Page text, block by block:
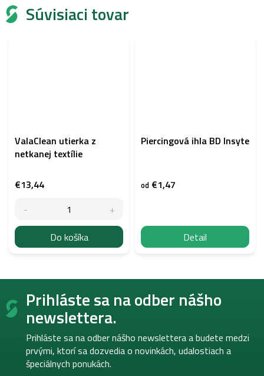
Súvisiaci tovar
ValaClean utierka z
netkanej textílie
€13,44
Do košíka
Piercingová ihla BD Insyte
od €1,47
Detail
Z
Prihláste sa na odber nášho
newslettera.
Prihláste sa na odber nášho newslettera a budete medzi
prvými, ktorí sa dozvedia o novinkách, udalostiach a
špeciálnych ponukách.